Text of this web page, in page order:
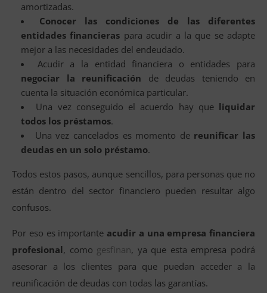
amortizadas.
Conocer las condiciones de las diferentes
entidades financieras para acudir a la que se adapte
mejor a las necesidades del endeudado.
Acudir a la entidad financiera o entidades para
negociar la reunificación de deudas teniendo en
cuenta la situación económica particular.
Una vez conseguido el acuerdo hay que liquidar
todos los préstamos.
Una vez cancelados es momento de reunificar las
deudas en un solo préstamo.
Todos estos pasos, aunque sencillos, para personas que no
están dentro del sector financiero pueden resultar algo
confusos.
Por eso es importante acudir a una empresa financiera
profesional, como gesfinan, ya que esta empresa podrá
asesorar a los clientes para que puedan acceder a la
reunificación de deudas con todas las garantías.